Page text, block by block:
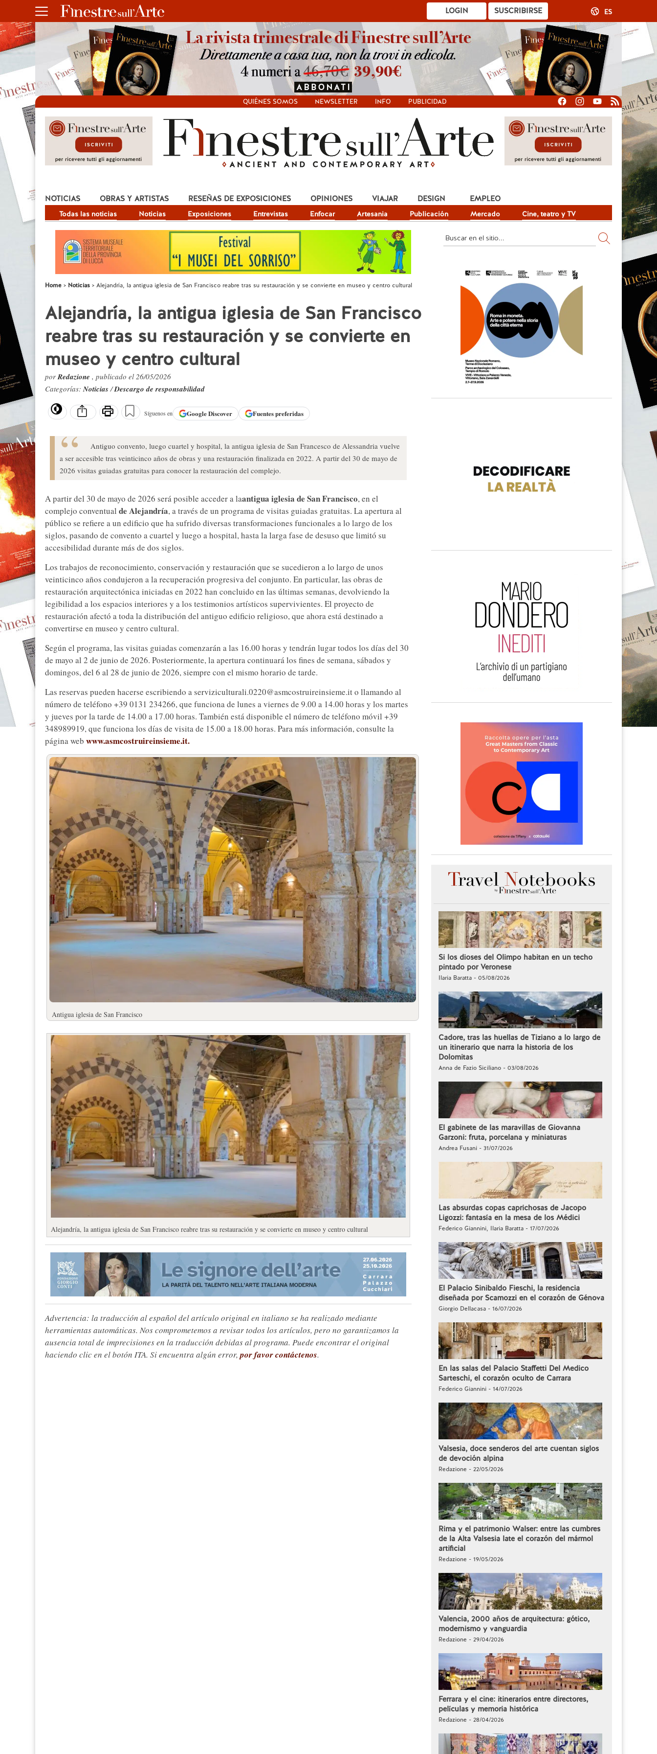
SUSCRIBIRSE
LOGIN ES
QUIÉNES SOMOS NEWSLETTER INFO PUBLICIDAD
NOTICIAS
Todas las noticias Noticias Exposiciones Entrevistas Enfocar Artesania Publicación Mercado Cine, teatro y TV
OBRAS Y ARTISTAS RESEÑAS DE EXPOSICIONES OPINIONES VIAJAR DESIGN EMPLEO
Home Noticias Alejandría, la antigua iglesia de San Francisco reabre tras su restauración y se convierte en museo y centro cultural
Alejandría, la antigua iglesia de San Francisco
reabre tras su restauración y se convierte en
museo y centro cultural
porRedazione , publicado el 26/05/2026
Categorías:Noticias/Descargo de responsabilidad
Síguenos en GoogleDiscover Fuentes preferidas
Antiguo convento, luego cuartel y hospital, la antigua iglesia de San Francesco de Alessandria vuelve
a ser accesible tras veinticinco años de obras y una restauración finalizada en 2022. A partir del 30 de mayo de
2026 visitas guiadas gratuitas para conocer la restauración del complejo.
A partir del 30 de mayo de 2026 será posible acceder a laantigua iglesia de San Francisco, en el
complejo conventual de Alejandría, a través de un programa de visitas guiadas gratuitas. La apertura al
público se refiere a un edificio que ha sufrido diversas transformaciones funcionales a lo largo de los
siglos, pasando de convento a cuartel y luego a hospital, hasta la larga fase de desuso que limitó su
accesibilidad durante más de dos siglos.
Los trabajos de reconocimiento, conservación y restauración que se sucedieron a lo largo de unos
veinticinco años condujeron a la recuperación progresiva del conjunto. En particular, las obras de
restauración arquitectónica iniciadas en 2022 han concluido en las últimas semanas, devolviendo la
legibilidad a los espacios interiores y a los testimonios artísticos supervivientes. El proyecto de
restauración afectó a toda la distribución del antiguo edificio religioso, que ahora está destinado a
convertirse en museo y centro cultural.
Según el programa, las visitas guiadas comenzarán a las 16.00 horas y tendrán lugar todos los días del 30
de mayo al 2 de junio de 2026. Posteriormente, la apertura continuará los fines de semana, sábados y
domingos, del 6 al 28 de junio de 2026, siempre con el mismo horario de tarde.
Las reservas pueden hacerse escribiendo a serviziculturali.0220@asmcostruireinsieme.it o llamando al
número de teléfono +39 0131 234266, que funciona de lunes a viernes de 9.00 a 14.00 horas y los martes
y jueves por la tarde de 14.00 a 17.00 horas. También está disponible el número de teléfono móvil +39
348989919, que funciona los días de visita de 15.00 a 18.00 horas. Para más información, consulte la
página web www.asmcostruireinsieme.it.
Antigua iglesia de San Francisco
Alejandría, la antigua iglesia de San Francisco reabre tras su restauración y se convierte en museo y centro cultural
Advertencia: la traducción al español del artículo original en italiano se ha realizado mediante
herramientas automáticas. Nos comprometemos a revisar todos los artículos, pero no garantizamos la
ausencia total de imprecisiones en la traducción debidas al programa. Puede encontrar el original
haciendo clic en el botón ITA. Si encuentra algún error,por favor contáctenos.
Si los dioses del Olimpo habitan en un techo
pintado por Veronese
Ilaria Baratta - 05/08/2026
Cadore, tras las huellas de Tiziano a lo largo de
un itinerario que narra la historia de los
Dolomitas
Anna de Fazio Siciliano - 03/08/2026
El gabinete de las maravillas de Giovanna
Garzoni: fruta, porcelana y miniaturas
Andrea Fusani - 31/07/2026
Las absurdas copas caprichosas de Jacopo
Ligozzi: fantasía en la mesa de los Médici
Federico Giannini, Ilaria Baratta - 17/07/2026
El Palacio Sinibaldo Fieschi, la residencia
diseñada por Scamozzi en el corazón de Génova
Giorgio Dellacasa - 16/07/2026
En las salas del Palacio Staffetti Del Medico
Sarteschi, el corazón oculto de Carrara
Federico Giannini - 14/07/2026
Valsesia, doce senderos del arte cuentan siglos
de devoción alpina
Redazione - 22/05/2026
Rima y el patrimonio Walser: entre las cumbres
de la Alta Valsesia late el corazón del mármol
artificial
Redazione - 19/05/2026
Valencia, 2000 años de arquitectura: gótico,
modernismo y vanguardia
Redazione - 29/04/2026
Ferrara y el cine: itinerarios entre directores,
películas y memoria histórica
Redazione - 28/04/2026